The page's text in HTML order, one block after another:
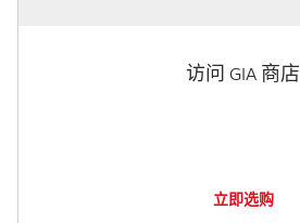
访问 GIA 商店
立即选购